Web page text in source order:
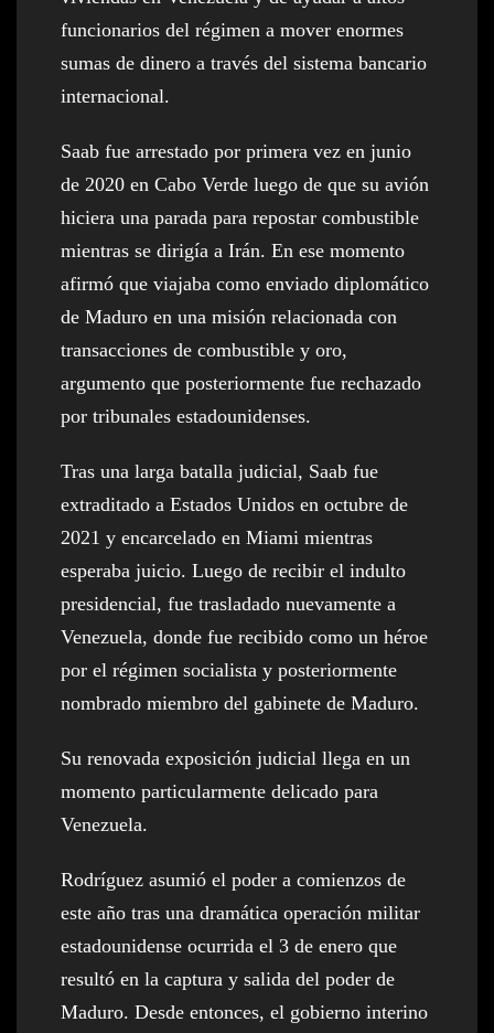
funcionarios del régimen a mover enormes
sumas de dinero a través del sistema bancario
internacional.
Saab fue arrestado por primera vez en junio
de 2020 en Cabo Verde luego de que su avión
hiciera una parada para repostar combustible
mientras se dirigía a Irán. En ese momento
afirmó que viajaba como enviado diplomático
de Maduro en una misión relacionada con
transacciones de combustible y oro,
argumento que posteriormente fue rechazado
por tribunales estadounidenses.
Tras una larga batalla judicial, Saab fue
extraditado a Estados Unidos en octubre de
2021 y encarcelado en Miami mientras
esperaba juicio. Luego de recibir el indulto
presidencial, fue trasladado nuevamente a
Venezuela, donde fue recibido como un héroe
por el régimen socialista y posteriormente
nombrado miembro del gabinete de Maduro.
Su renovada exposición judicial llega en un
momento particularmente delicado para
Venezuela.
Rodríguez asumió el poder a comienzos de
este año tras una dramática operación militar
estadounidense ocurrida el 3 de enero que
resultó en la captura y salida del poder de
Maduro. Desde entonces, el gobierno interino